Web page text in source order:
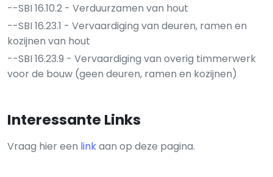
--SBI 16.10.2 - Verduurzamen van hout
--SBI 16.23.1 - Vervaardiging van deuren, ramen en
kozijnen van hout
--SBI 16.23.9 - Vervaardiging van overig timmerwerk
voor de bouw (geen deuren, ramen en kozijnen)
Interessante Links
Vraag hier een linkaan op deze pagina.